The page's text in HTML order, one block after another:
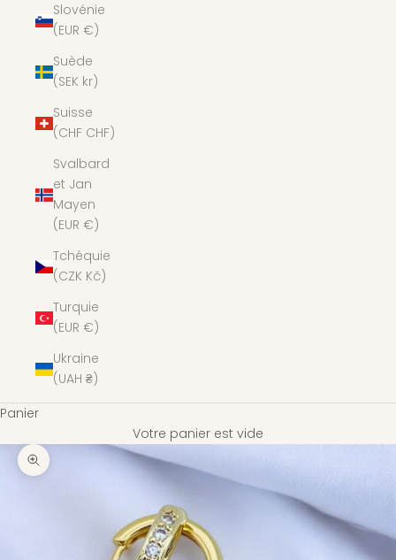
Slovénie
(EUR €)
Suède
(SEK kr)
Suisse
(CHF CHF)
Svalbard
et Jan
Mayen
(EUR €)
Tchéquie
(CZK Kč)
Turquie
(EUR €)
Ukraine
(UAH ₴)
Panier
Votre panier est vide
Zoomer sur l'image